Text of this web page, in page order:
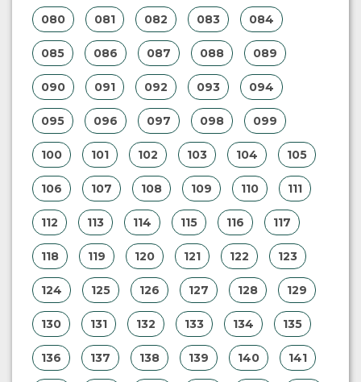
080 081 082 083 084
085 086 087 088 089
090 091 092 093 094
095 096 097 098 099
100 101 102 103 104 105
106 107 108 109 110 111
112 113 114 115 116 117
118 119 120 121 122 123
124 125 126 127 128 129
130 131 132 133 134 135
136 137 138 139 140 141